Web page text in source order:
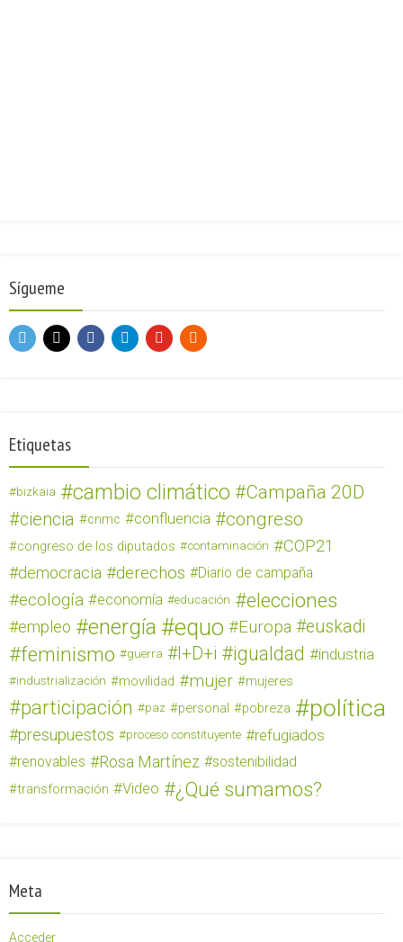
Sígueme
Etiquetas
bizkaia cambio climático
Campaña 20D
ciencia
cnmc confluencia congreso
congreso de los diputados contaminación COP21
democracia derechos Diario de campaña
ecología economía educación elecciones
empleo energía equo Europa euskadi
feminismo guerra I+D+i igualdad industria
industrialización movilidad mujer mujeres
participación paz personal pobreza política
presupuestos proceso constituyente refugiados
renovables Rosa Martínez sostenibilidad
transformación Video ¿Qué sumamos?
Meta
Acceder